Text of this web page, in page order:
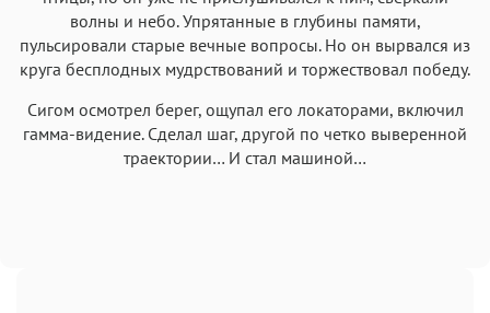
волны и небо. Упрятанные в глубины памяти,
пульсировали старые вечные вопросы. Но он вырвался из
круга бесплодных мудрствований и торжествовал победу.
Сигом осмотрел берег, ощупал его локаторами, включил
гамма-видение. Сделал шаг, другой по четко выверенной
траектории… И стал машиной…